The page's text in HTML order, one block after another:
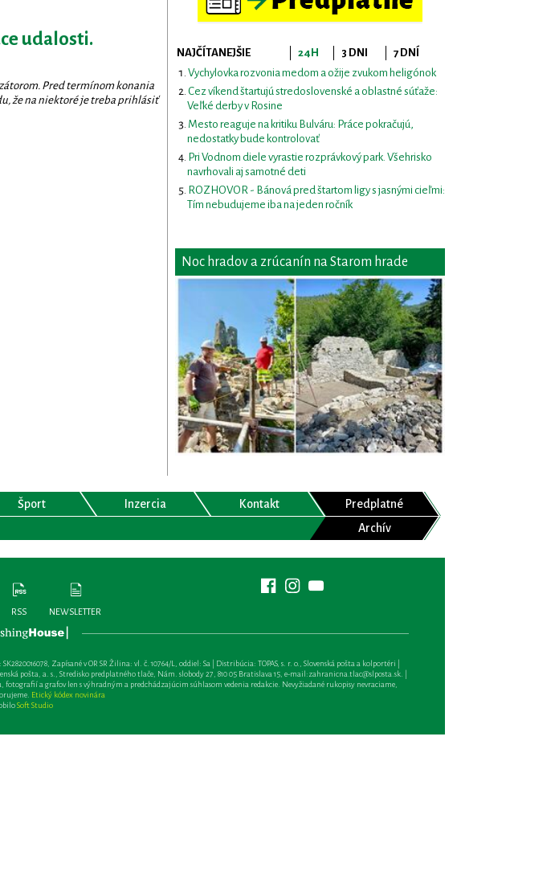
udalosti.
Pred termínom konania
že na niektoré je treba prihlásiť
NAJČÍTANEJŠIE 24H 3 DNI
7 DNÍ
Vychylovka rozvonia medom a ožije zvukom heligónok
Cez víkend štartujú stredoslovenské a oblastné súťaže:
Veľké derby v Rosine
Mesto reaguje na kritiku Bulváru: Práce pokračujú,
nedostatky bude kontrolovať
Pri Vodnom diele vyrastie rozprávkový park. Všehrisko
navrhovali aj samotné deti
ROZHOVOR - Bánová pred štartom ligy s jasnými cieľmi:
Tím nebudujeme iba na jeden ročník
Noc hradov a zrúcanín na Starom hrade
Šport Inzercia Kontakt
Predplatné
Archív
RSS NEWSLETTER
Zapísané v OR SR Žilina: vl. č. 10764/L, oddiel: Sa | Distribúcia: TOPAS, s. r. o., Slovenská pošta a kolportéri |
pošta, a. s., Stredisko predplatného tlače, Nám. slobody 27, 810 05 Bratislava 15, e-mail:zahranicna.tlac@slposta.sk. |
a grafov len s výhradným a predchádzajúcim súhlasom vedenia redakcie. Nevyžiadané rukopisy nevraciame,
Etický kódex novinára
Soft Studio